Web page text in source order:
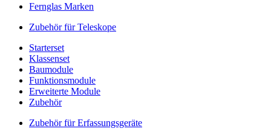
Fernglas Marken
Zubehör für Teleskope
Starterset
Klassenset
Baumodule
Funktionsmodule
Erweiterte Module
Zubehör
Zubehör für Erfassungsgeräte